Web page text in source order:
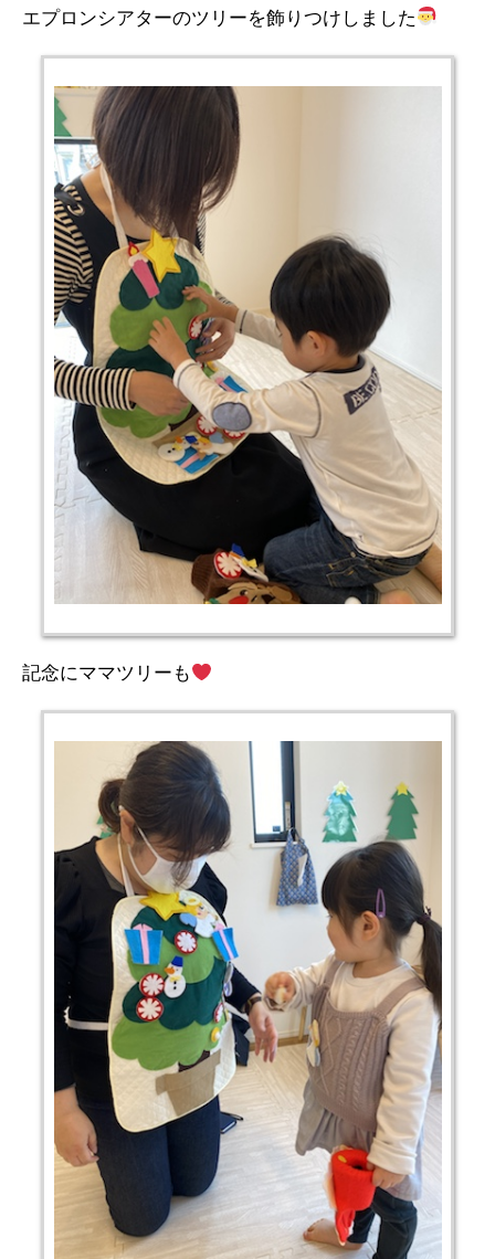
エプロンシアターのツリーを飾りつけしました
記念にママツリーも